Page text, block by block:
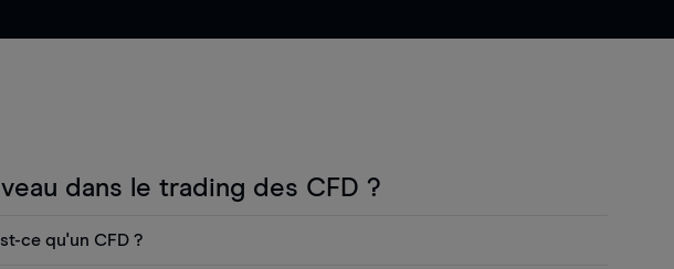
dans le trading des CFD ?
ce qu'un CFD ?